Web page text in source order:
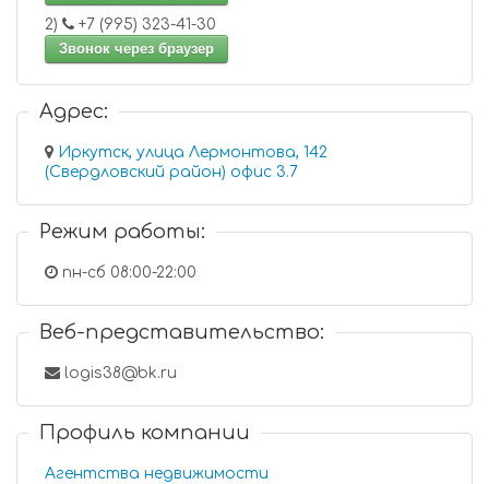
2)
+7 (995) 323-41-30
Звонок через браузер
Адрес:
Иркутск, улица Лермонтова, 142
(Свердловский район) офис 3.7
Режим работы:
пн-сб 08:00-22:00
Веб-представительство:
logis38@bk.ru
Профиль компании
Агентства недвижимости